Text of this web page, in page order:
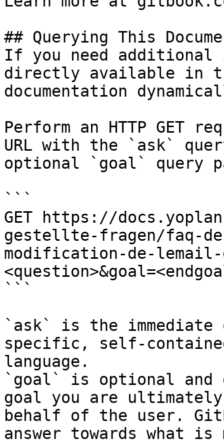
## Querying This
If you need
directly available in
documentation
Perform an HTTP GET
URL with the `ask`
optional `goal` query
```
GET https://
gestellte-fragen/faq-
modification-de-lemail-
```
`ask` is the
specific, self-
language.
`goal` is optional and
goal you are
behalf of the user.
answer towards what